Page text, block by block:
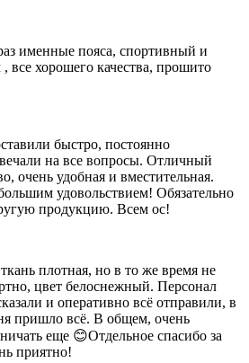
именные пояса, спортивный и
все хорошего качества, прошито
быстро, постоянно
на все вопросы. Отличный
очень удобная и вместительная.
удовольствием! Обязательно
продукцию. Всем ос!
плотная, но в то же время не
цвет белоснежный. Персонал
и оперативно всё отправили, в
пришло всё. В общем, очень
еще 😊Отдельное спасибо за
приятно!